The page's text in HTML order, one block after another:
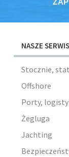
NASZE
Stocznie,
Offshore
Porty,
Żegluga
Jachting